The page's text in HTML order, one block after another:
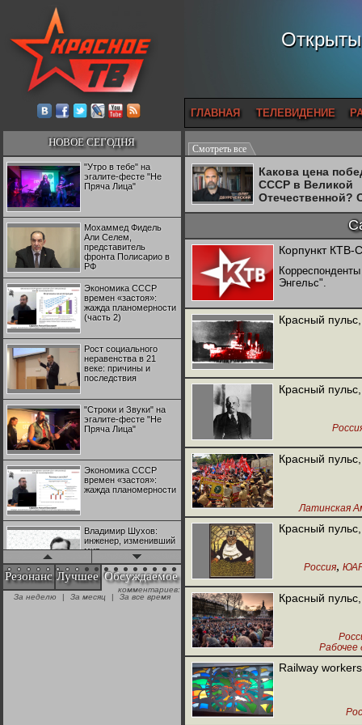
ГЛАВНАЯ ТЕЛЕВИДЕНИЕ
НОВОЕ СЕГОДНЯ
"Утро в тебе" на
эгалите-фесте "Не
Пряча Лица"
Мохаммед Фидель
Али Селем,
представитель
фронта Полисарио в
РФ
Экономика СССР
времен «застоя»:
жажда планомерности
(часть 2)
Рост социального
неравенства в 21
веке: причины и
последствия
"Строки и Звуки" на
эгалите-фесте "Не
Пряча Лица"
Экономика СССР
времен «застоя»:
жажда планомерности
Владимир Шухов:
инженер, изменивший
мир
"Аркадий Коц" на
эгалите-фесте "Не
Резонанс Лучшее Обсуждаемое
комментариев:
За неделю
| За месяц | За все время
Смотреть все
Какова цена
СССР в Великой
Отечественной?
Двуреченский о
Корпункт КТВ-
Энгельс".
Красный
Красный
Красный
Латинская
Красный
Россия,
Красный
Рабочее
Railway